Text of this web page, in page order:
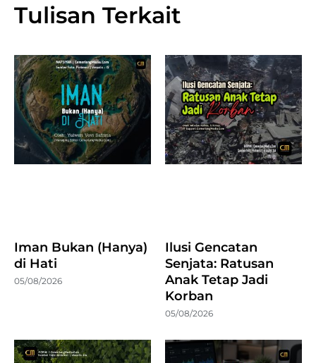
Tulisan Terkait
Iman Bukan (Hanya)
di Hati
05/08/2026
Ilusi Gencatan
Senjata: Ratusan
Anak Tetap Jadi
Korban
05/08/2026